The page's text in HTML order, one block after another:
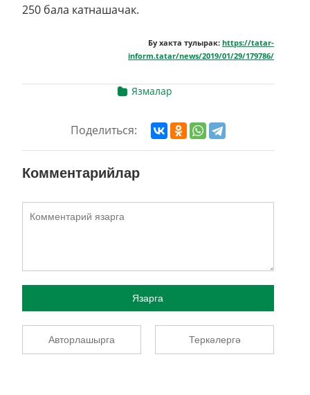
250 бала катнашачак.
Бу хакта тулырак: https://tatar-
inform.tatar/news/2019/01/29/179786/
Язмалар
Поделиться:
Комментарийлар
Язарга
Авторлашырга Теркәлергә